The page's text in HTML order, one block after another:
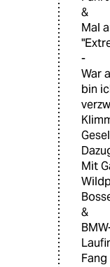
&
Mal
-
War
bin
Mit
&